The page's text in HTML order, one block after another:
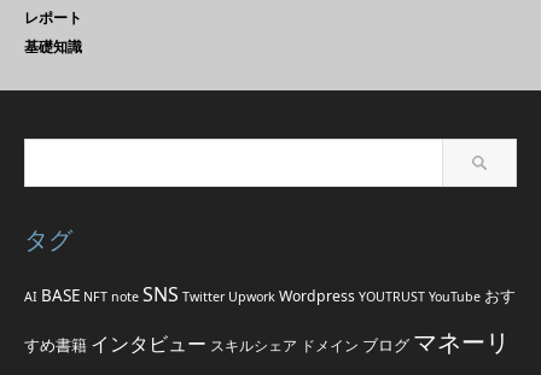
レポート
基礎知識
タグ
AI BASE NFT note SNS Twitter Upwork Wordpress YOUTRUST YouTube おす
すめ書籍 インタビュー スキルシェア ドメイン ブログ マネーリ